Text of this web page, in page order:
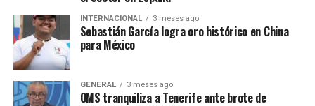
importancia de este encuentro:
“Para Bolivia, jugar contra
Brasil siempre representa
una oportunidad de oro
INTERNACIONAL 3 meses ago
Sebastián García logra oro histórico en China
para México
GENERAL 3 meses ago
OMS tranquiliza a Tenerife ante brote de